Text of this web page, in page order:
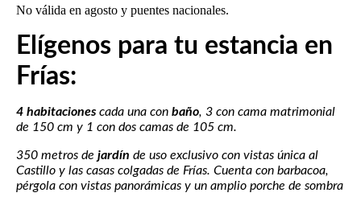
No válida en agosto y puentes nacionales.
Elígenos para tu estancia en
Frías:
4 habitaciones cada una con baño, 3 con cama matrimonial
de 150 cm y 1 con dos camas de 105 cm.
350 metros de jardín de uso exclusivo con vistas única al
Castillo y las casas colgadas de Frías. Cuenta con barbacoa,
pérgola con vistas panorámicas y un amplio porche de sombra